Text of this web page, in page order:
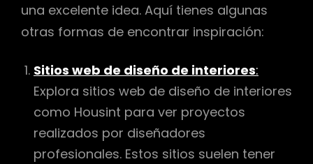
una excelente idea. Aquí tienes algunas
otras formas de encontrar inspiración:
Sitios web de diseño de interiores:
Explora sitios web de diseño de interiores
como Housint para ver proyectos
realizados por diseñadores
profesionales. Estos sitios suelen tener